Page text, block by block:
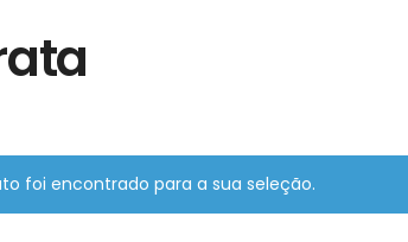
foi encontrado para a sua seleção.